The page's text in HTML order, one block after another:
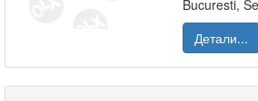
Bucuresti,
Детали...